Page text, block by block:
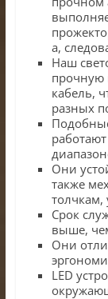
а,
Наш
прочную
кабель,
разных
Они
также
толчкам,
Срок
выше,
Они
LED